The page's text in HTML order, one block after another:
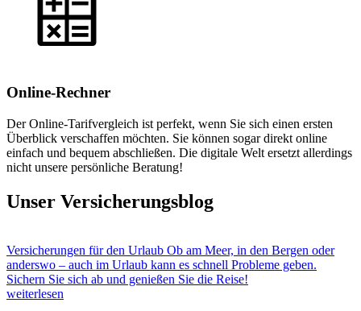
Online-Rechner
Der Online-Tarifvergleich ist perfekt, wenn Sie sich einen ersten
Überblick verschaffen möchten. Sie können sogar direkt online
einfach und bequem abschließen. Die digitale Welt ersetzt allerdings
nicht unsere persönliche Beratung!
Unser Versicherungsblog
Versicherungen für den Urlaub Ob am Meer, in den Bergen oder
anderswo – auch im Urlaub kann es schnell Probleme geben.
Sichern Sie sich ab und genießen Sie die Reise!
weiterlesen